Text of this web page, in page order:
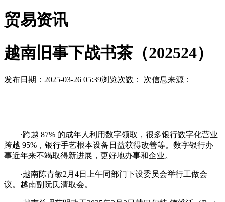
贸易资讯
越南旧事下战书茶（202524）
发布日期：2025-03-26 05:39浏览次数： 次信息来源：
·跨越 87% 的成年人利用数字领取，很多银行数字化营业
跨越 95%，银行手艺根本设备日益获得改善等。数字银行办
事近年来不竭取得新进展，更好地办事和企业。
·越南陈青敏2月4日上午同部门下设委员会举行工做会
议。越南副阮氏清取会。